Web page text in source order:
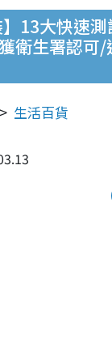
】13大快速
衛生署認可
生活百貨